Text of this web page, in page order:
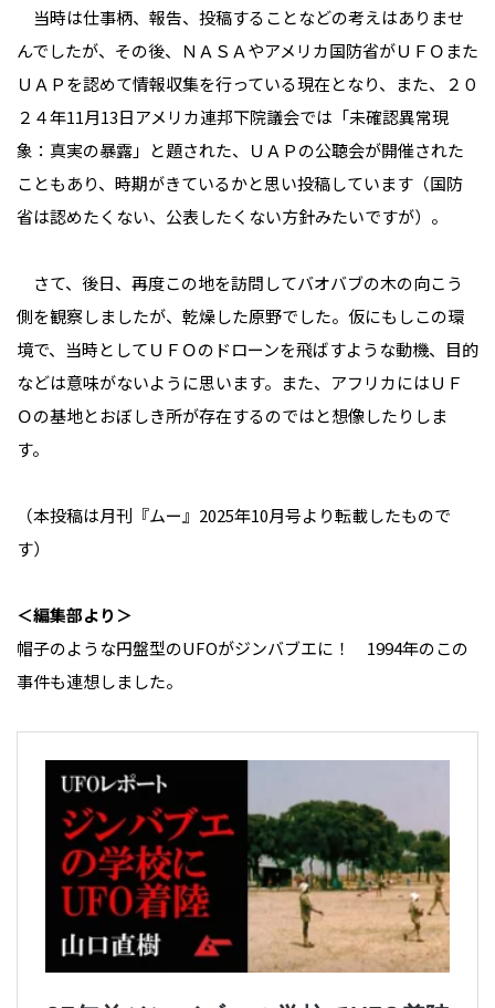
当時は仕事柄、報告、投稿することなどの考えはありませ
んでしたが、その後、ＮＡＳＡやアメリカ国防省がＵＦＯまた
ＵＡＰを認めて情報収集を行っている現在となり、また、２０
２４年11月13日アメリカ連邦下院議会では「未確認異常現
象：真実の暴露」と題された、ＵＡＰの公聴会が開催された
こともあり、時期がきているかと思い投稿しています（国防
省は認めたくない、公表したくない方針みたいですが）。
さて、後日、再度この地を訪問してバオバブの木の向こう
側を観察しましたが、乾燥した原野でした。仮にもしこの環
境で、当時としてＵＦＯのドローンを飛ばすような動機、目的
などは意味がないように思います。また、アフリカにはＵＦ
Ｏの基地とおぼしき所が存在するのではと想像したりしま
す。
（本投稿は月刊『ムー』2025年10月号より転載したもので
す）
＜編集部より＞
帽子のような円盤型のUFOがジンバブエに！ 1994年のこの
事件も連想しました。